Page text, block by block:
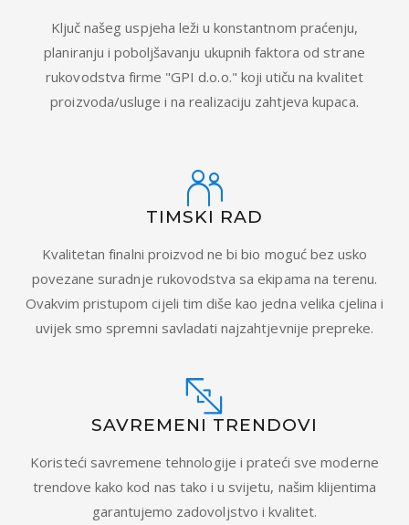
Ključ našeg uspjeha leži u konstantnom praćenju,
planiranju i poboljšavanju ukupnih faktora od strane
rukovodstva firme "GPI d.o.o." koji utiču na kvalitet
proizvoda/usluge i na realizaciju zahtjeva kupaca.
TIMSKI RAD
Kvalitetan finalni proizvod ne bi bio moguć bez usko
povezane suradnje rukovodstva sa ekipama na terenu.
Ovakvim pristupom cijeli tim diše kao jedna velika cjelina i
uvijek smo spremni savladati najzahtjevnije prepreke.
SAVREMENI TRENDOVI
Koristeći savremene tehnologije i prateći sve moderne
trendove kako kod nas tako i u svijetu, našim klijentima
garantujemo zadovoljstvo i kvalitet.